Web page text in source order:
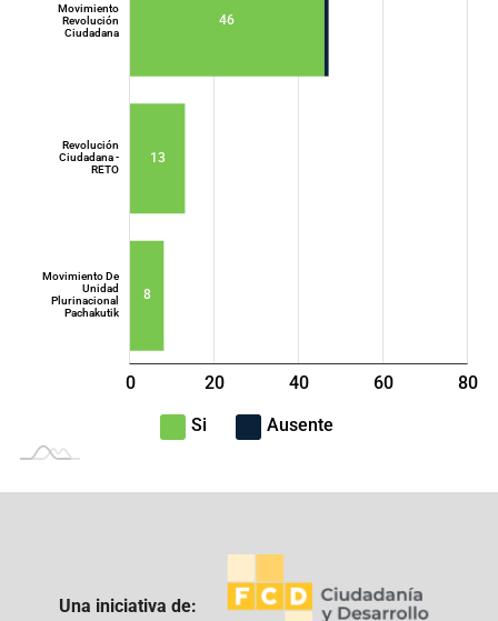
8
13
46
Movimiento De
Unidad
Plurinacional
Pachakutik
Revolución
Ciudadana -
RETO
Movimiento
Revolución
Ciudadana
L
-40
-20
0 20 40 60 80
100
Si
Ausente
Una iniciativa de: